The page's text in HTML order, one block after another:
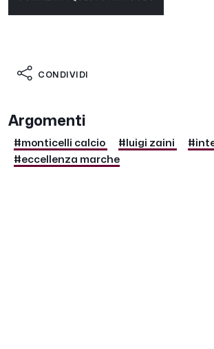
CONDIVIDI
Argomenti
#monticelli calcio #luigi zaini
#eccellenza marche